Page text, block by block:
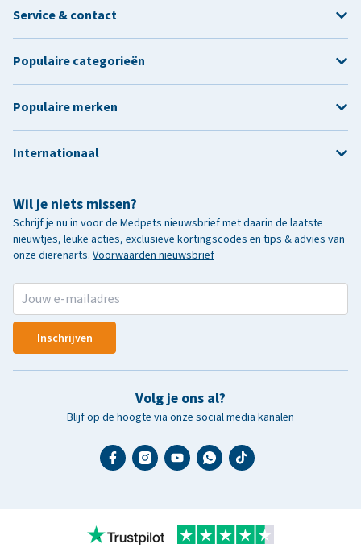
Wil je niets missen?
Schrijf je nu in voor de Medpets nieuwsbrief met daarin de laatste
nieuwtjes, leuke acties, exclusieve kortingscodes en tips & advies van
onze dierenarts. Voorwaarden nieuwsbrief
Inschrijven
Volg je ons al?
Blijf op de hoogte via onze social media kanalen
Service & contact
Populaire categorieën
Populaire merken
Internationaal